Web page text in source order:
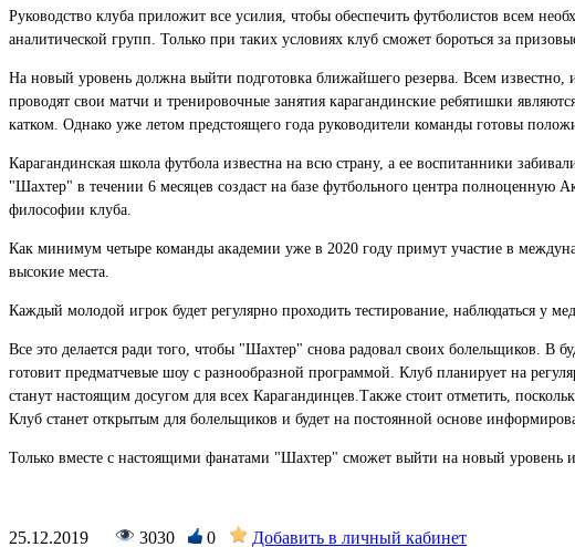
Руководство клуба приложит все усилия, чтобы обеспечить футболистов всем
аналитической групп. Только при таких условиях клуб сможет бороться за
На новый уровень должна выйти подготовка ближайшего резерва. Всем
проводят свои матчи и тренировочные занятия карагандинские ребятишки
катком. Однако уже летом предстоящего года руководители команды готовы
Карагандинская школа футбола известна на всю страну, а ее воспитанники
"Шахтер" в течении 6 месяцев создаст на базе футбольного центра полноценную
философии клуба.
Как минимум четыре команды академии уже в 2020 году примут участие в
высокие места.
Каждый молодой игрок будет регулярно проходить тестирование, наблюдаться у
Все это делается ради того, чтобы "Шахтер" снова радовал своих болельщиков.
готовит предматчевые шоу с разнообразной программой. Клуб планирует на
станут настоящим досугом для всех Карагандинцев.Также стоит отметить,
Клуб станет открытым для болельщиков и будет на постоянной основе
Только вместе с настоящими фанатами "Шахтер" сможет выйти на новый уровень и
25.12.2019 3030 0 Добавить в личный кабинет